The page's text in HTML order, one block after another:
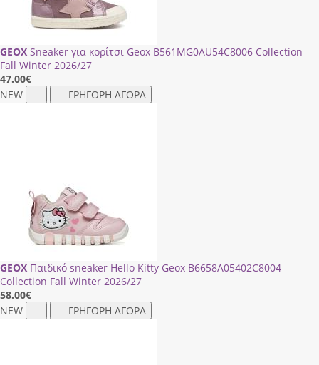
GEOX Sneaker για κορίτσι Geox Β561ΜG0ΑU54C8006 Collection
Fall Winter 2026/27
47.00€
NEW
ΓΡΗΓΟΡΗ ΑΓΟΡΑ
GEOX Παιδικό sneaker Hello Kitty Geox Β6658Α05402C8004
Collection Fall Winter 2026/27
58.00€
NEW
ΓΡΗΓΟΡΗ ΑΓΟΡΑ